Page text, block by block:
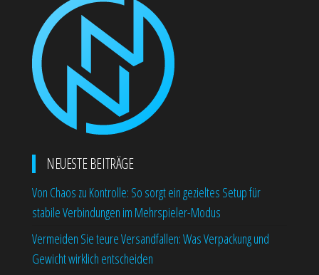
NEUESTE BEITRÄGE
Von Chaos zu Kontrolle: So sorgt ein gezieltes Setup für
stabile Verbindungen im Mehrspieler-Modus
Vermeiden Sie teure Versandfallen: Was Verpackung und
Gewicht wirklich entscheiden